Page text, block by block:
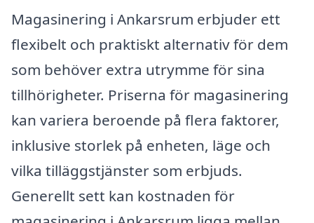
Magasinering i Ankarsrum erbjuder ett
flexibelt och praktiskt alternativ för dem
som behöver extra utrymme för sina
tillhörigheter. Priserna för magasinering
kan variera beroende på flera faktorer,
inklusive storlek på enheten, läge och
vilka tilläggstjänster som erbjuds.
Generellt sett kan kostnaden för